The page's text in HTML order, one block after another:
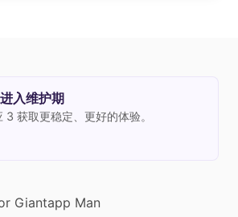
入维护期
3 获取更稳定、更好的体验。
Giantapp Man